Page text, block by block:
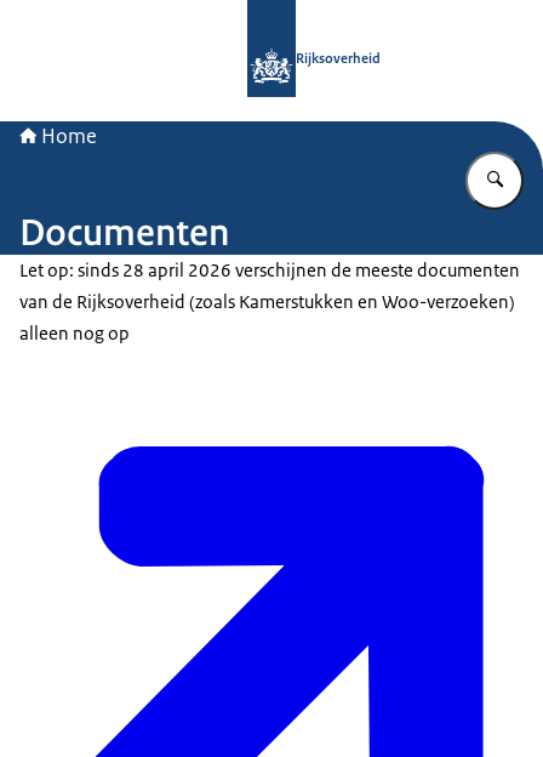
Rijksoverheid
Home
Documenten
Let op: sinds 28 april 2026 verschijnen de meeste documenten
van de Rijksoverheid (zoals Kamerstukken en Woo-verzoeken)
alleen nog op